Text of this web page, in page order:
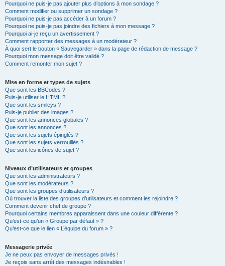
Pourquoi ne puis-je pas ajouter plus d’options à mon sondage ?
Comment modifier ou supprimer un sondage ?
Pourquoi ne puis-je pas accéder à un forum ?
Pourquoi ne puis-je pas joindre des fichiers à mon message ?
Pourquoi ai-je reçu un avertissement ?
Comment rapporter des messages à un modérateur ?
À quoi sert le bouton « Sauvegarder » dans la page de rédaction de message ?
Pourquoi mon message doit être validé ?
Comment remonter mon sujet ?
Mise en forme et types de sujets
Que sont les BBCodes ?
Puis-je utiliser le HTML ?
Que sont les smileys ?
Puis-je publier des images ?
Que sont les annonces globales ?
Que sont les annonces ?
Que sont les sujets épinglés ?
Que sont les sujets verrouillés ?
Que sont les icônes de sujet ?
Niveaux d’utilisateurs et groupes
Que sont les administrateurs ?
Que sont les modérateurs ?
Que sont les groupes d’utilisateurs ?
Où trouver la liste des groupes d’utilisateurs et comment les rejoindre ?
Comment devenir chef de groupe ?
Pourquoi certains membres apparaissent dans une couleur différente ?
Qu’est-ce qu’un « Groupe par défaut » ?
Qu’est-ce que le lien « L’équipe du forum » ?
Messagerie privée
Je ne peux pas envoyer de messages privés !
Je reçois sans arrêt des messages indésirables !